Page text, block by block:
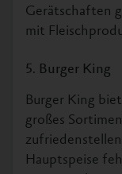
Gerätschaften
mit
5. Burger King
Burger King
großes
Hauptspeise